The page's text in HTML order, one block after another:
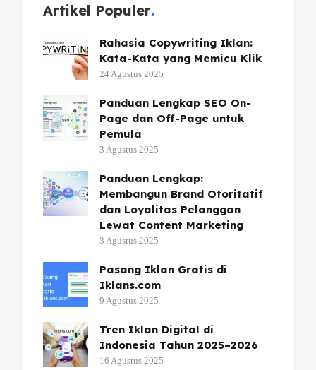
Artikel Populer
Rahasia Copywriting Iklan:
Kata-Kata yang Memicu Klik
24 Agustus 2025
Panduan Lengkap SEO On-
Page dan Off-Page untuk
Pemula
3 Agustus 2025
Panduan Lengkap:
Membangun Brand Otoritatif
dan Loyalitas Pelanggan
Lewat Content Marketing
3 Agustus 2025
Pasang Iklan Gratis di
Iklans.com
9 Agustus 2025
Tren Iklan Digital di
Indonesia Tahun 2025–2026
16 Agustus 2025